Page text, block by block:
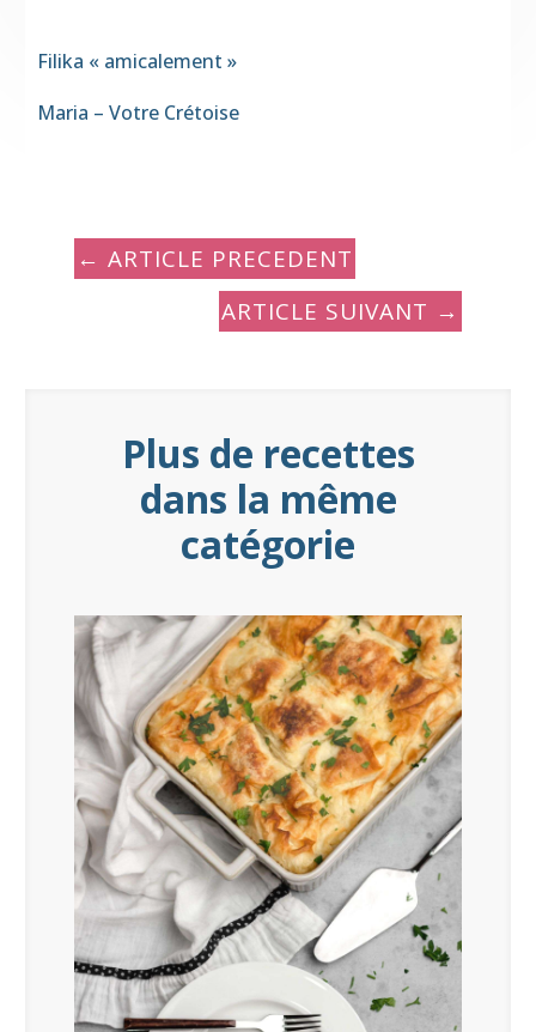
Filika « amicalement »
Maria – Votre Crétoise
← ARTICLE PRECEDENT
ARTICLE SUIVANT →
Plus de recettes
dans la même
catégorie